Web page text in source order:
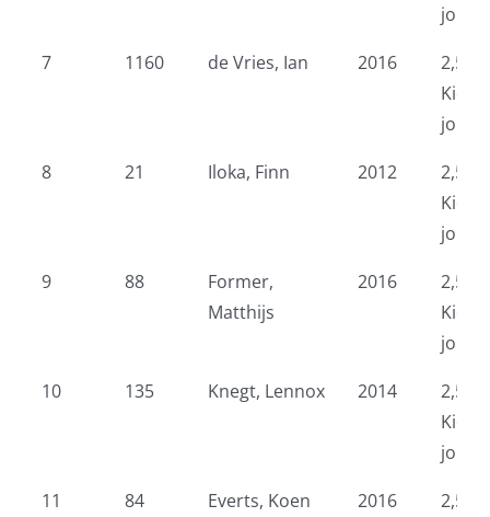
7
1160 de Vries, Ian 2016
2,5
8
21 Iloka, Finn 2012
2,5
9
88
Former,
Matthijs
2016
2,5
10
135 Knegt, Lennox 2014
2,5
11
84 Everts, Koen 2016
2,5